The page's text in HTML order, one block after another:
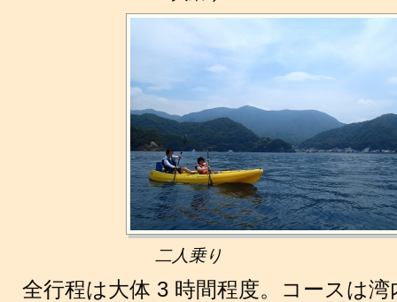
二人乗り
全行程は大体 3 時間程度。コースは